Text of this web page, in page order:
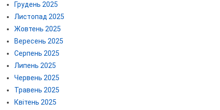
Грудень 2025
Листопад 2025
Жовтень 2025
Вересень 2025
Серпень 2025
Липень 2025
Червень 2025
Травень 2025
Квітень 2025